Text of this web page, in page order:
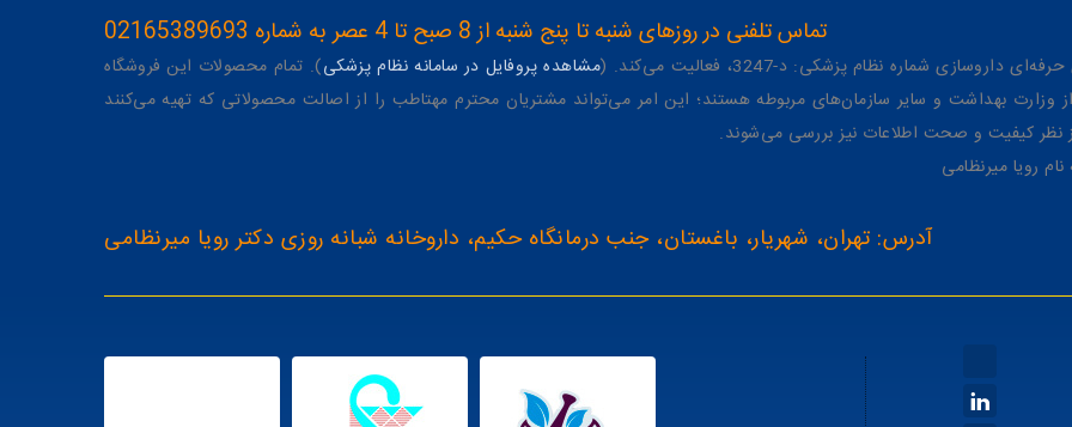
تماس تلفنی در روزهای شنبه تا پنج شنبه از 8 صبح تا 4 عصر به شماره 02165389693
شماره نظام پزشکی: د-3247، فعالیت می‌کند. ( مشاهده پروفایل در سامانه نظام پزشکی). تمام محصولات این فروشگاه
بهداشت و سایر سازمان‌های مربوطه هستند؛ این امر می‌تواند مشتریان محترم مهتاطب را از اصالت محصولاتی که تهیه می‌کنند
نظر کیفیت و صحت اطلاعات نیز بررسی می‌شوند.
آدرس: تهران، شهریار، باغستان، جنب درمانگاه حکیم، داروخانه شبانه روزی دکتر رویا میرنظامی